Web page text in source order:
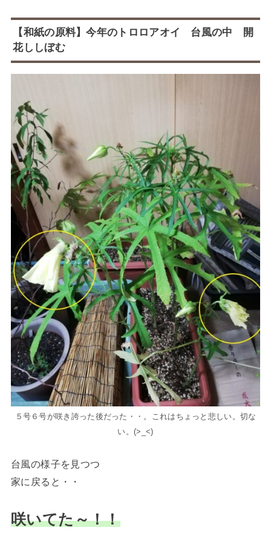
【和紙の原料】今年のトロロアオイ 台風の中 開
花ししぼむ
５号６号が咲き誇った後だった・・。これはちょっと悲しい。切な
い。(>_<)
台風の様子を見つつ
家に戻ると・・
咲いてた～！！